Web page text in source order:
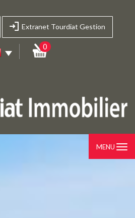
Extranet Tourdiat Gestion
0
MENU